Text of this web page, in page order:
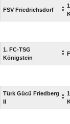
FSV Friedrichsdorf :
1. FC-TSG
Königstein
:
Türk Gücü Friedberg
II
: